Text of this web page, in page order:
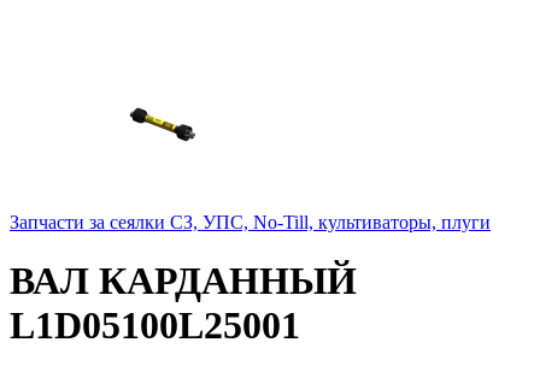
Запчасти за сеялки СЗ, УПС, No-Till, культиваторы, плуги
ВАЛ КАРДАННЫЙ
L1D05100L25001